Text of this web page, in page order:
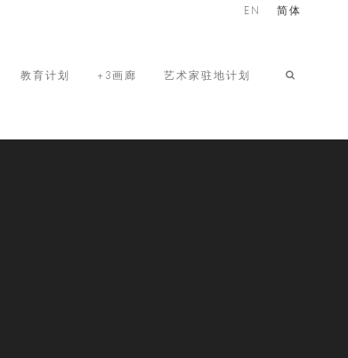
教育计划 +3画廊 艺术家驻地计划
EN 简体